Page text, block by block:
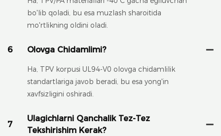
bo'lib qoladi, bu esa muzlash sharoitida
mo'rtlikning oldini oladi.
6 Olovga Chidamlimi?
Ha, TPV korpusi UL94-V0 olovga chidamlilik
standartlariga javob beradi, bu esa yong'in
xavfsizligini oshiradi.
7
Ulagichlarni Qanchalik Tez-Tez
Tekshirishim Kerak?